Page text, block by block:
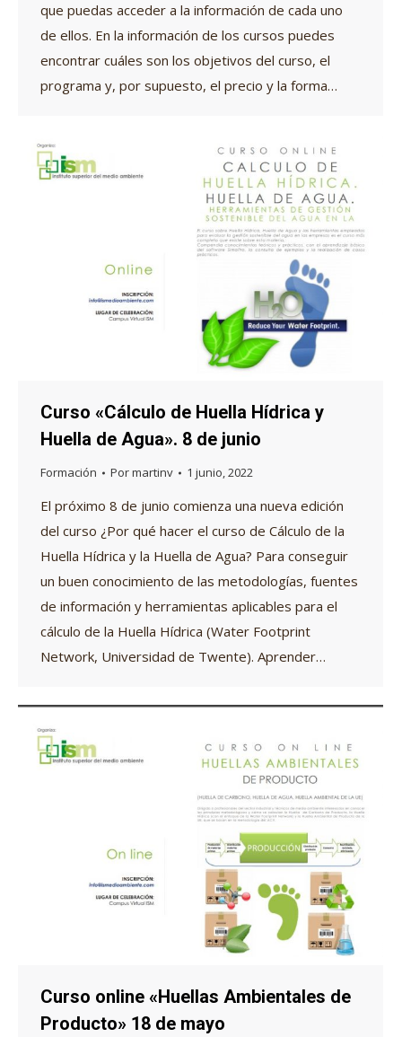
que puedas acceder a la información de cada uno
de ellos. En la información de los cursos puedes
encontrar cuáles son los objetivos del curso, el
programa y, por supuesto, el precio y la forma…
Curso «Cálculo de Huella Hídrica y
Huella de Agua». 8 de junio
Formación Pormartinv 1 junio, 2022
El próximo 8 de junio comienza una nueva edición
del curso ¿Por qué hacer el curso de Cálculo de la
Huella Hídrica y la Huella de Agua? Para conseguir
un buen conocimiento de las metodologías, fuentes
de información y herramientas aplicables para el
cálculo de la Huella Hídrica (Water Footprint
Network, Universidad de Twente). Aprender…
Curso online «Huellas Ambientales de
Producto» 18 de mayo